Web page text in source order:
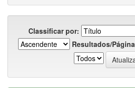
Classificar por:
Resultados/Página